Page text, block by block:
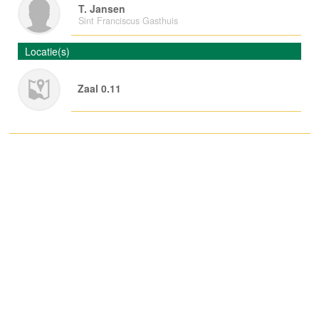
T. Jansen
Sint Franciscus Gasthuis
Locatie(s)
Zaal 0.11